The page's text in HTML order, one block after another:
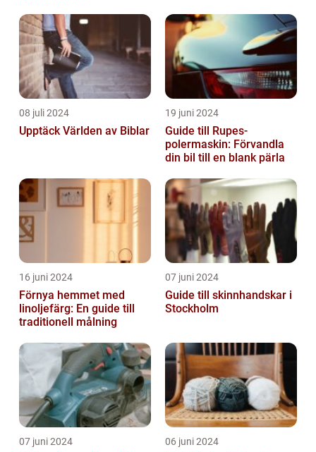
08 juli 2024
Upptäck Världen av Biblar
19 juni 2024
Guide till Rupes-
polermaskin: Förvandla
din bil till en blank pärla
16 juni 2024
Förnya hemmet med
linoljefärg: En guide till
traditionell målning
07 juni 2024
Guide till skinnhandskar i
Stockholm
07 juni 2024 06 juni 2024